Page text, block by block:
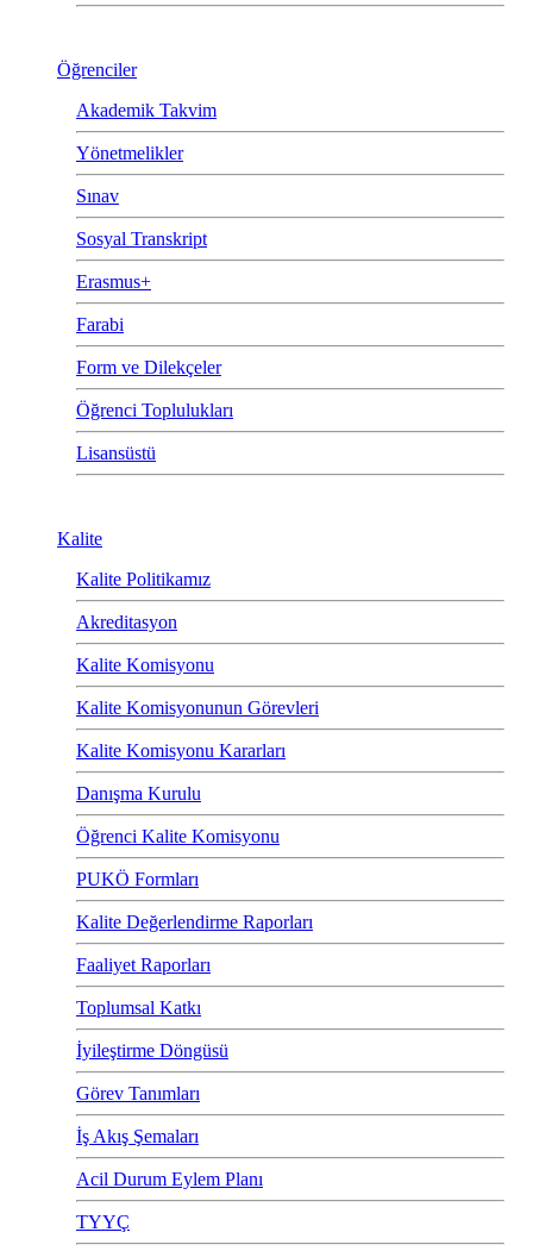
Öğrenciler
Akademik Takvim
Yönetmelikler
Sınav
Sosyal Transkript
Erasmus+
Farabi
Form ve Dilekçeler
Öğrenci Toplulukları
Lisansüstü
Kalite
Kalite Politikamız
Akreditasyon
Kalite Komisyonu
Kalite Komisyonunun Görevleri
Kalite Komisyonu Kararları
Danışma Kurulu
Öğrenci Kalite Komisyonu
PUKÖ Formları
Kalite Değerlendirme Raporları
Faaliyet Raporları
Toplumsal Katkı
İyileştirme Döngüsü
Görev Tanımları
İş Akış Şemaları
Acil Durum Eylem Planı
TYYÇ